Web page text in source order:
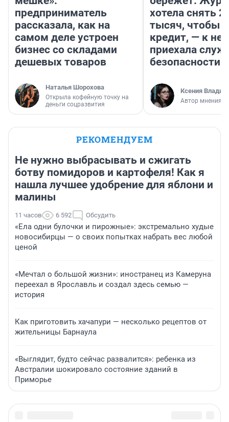
предприниматель
рассказала, как на
самом деле устроен
бизнес со складами
дешевых товаров
Наталья Шорохова
Открыла кофейную точку на
деньги соцразвития
хотела снять
тысяч, чтобы
кредит, — к
приехала
безопасности
Ксения
Автор мнения
РЕКОМЕНДУЕМ
Не нужно выбрасывать и сжигать
ботву помидоров и картофеля! Как я
нашла лучшее удобрение для яблони и
малины
11 часов 6 592 Обсудить
«Ела одни булочки и пирожные»: экстремально худые
новосибирцы — о своих попытках набрать вес любой
ценой
«Мечтал о большой жизни»: иностранец из Камеруна
переехал в Ярославль и создал здесь семью —
история
Как приготовить хачапури — несколько рецептов от
жительницы Барнаула
«Выглядит, будто сейчас развалится»: ребенка из
Австралии шокировало состояние зданий в
Приморье